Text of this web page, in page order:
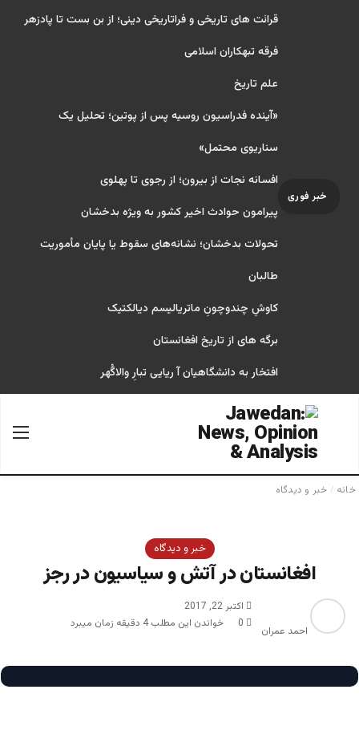
خبر فوری
قرائت های تاریخی و فراتاریخی دینی؛ از بن بست تا پادزهر
فرقه تبهکاران اسلامی
علم تاریخ
«آینده فدراسیون روسیه پس از پوتین؛ تحلیل یک
سناریوی محتمل»
افسانه نجات از بیرون؛ از رجوی تا پهلوی
پیرامون حوادث اخیر کشور به ویژه بدخشان
تحولات بدخشان؛ نشانه‌های سقوط یا پایان مأموریت
طالبان
کاوشِ چندو‌چونِ ماتریالیسم دیالکتیک
برگه های از تاریخ افغانستان
افتخار به دانشگاهیان آ ریایی تبارِ والاگُهر
جستجو برای
خانه / خبر و دیدگاه
خبر و دیدگاه
افغانستان در آتش و سیاسیون در رجز
احمد عمران
اکتبر 22, 2017
0
خواندن این مطلب 4 دقیقه زمان میبرد